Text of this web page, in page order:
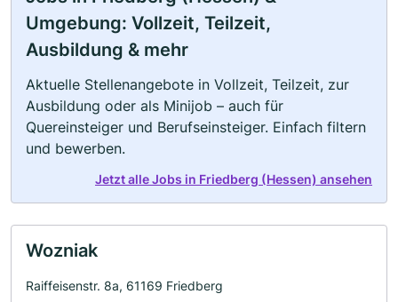
Umgebung: Vollzeit, Teilzeit,
Ausbildung & mehr
Aktuelle Stellenangebote in Vollzeit, Teilzeit, zur
Ausbildung oder als Minijob – auch für
Quereinsteiger und Berufseinsteiger. Einfach filtern
und bewerben.
Jetzt alle Jobs in Friedberg (Hessen) ansehen
Wozniak
Raiffeisenstr. 8a, 61169 Friedberg